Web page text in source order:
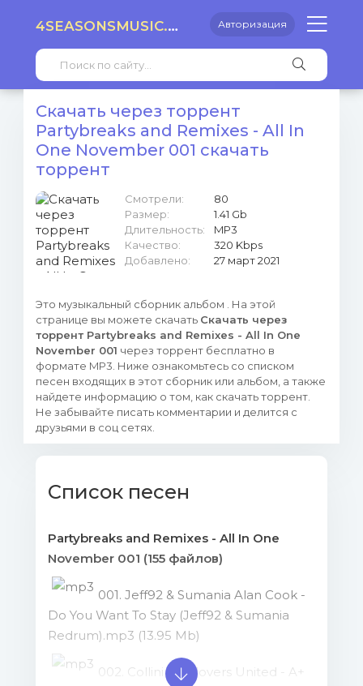
4SEASONSMUSIC.RU Авторизация
Скачать через торрент
Partybreaks and Remixes - All In
One November 001 скачать
торрент
Смотрели:
80
Размер:
1.41 Gb
Длительность:
MP3
Качество:
320 Kbps
Добавлено:
27 март 2021
Это музыкальный сборник альбом . На этой
странице вы можете скачать Скачать через
торрент Partybreaks and Remixes - All In One
November 001 через торрент бесплатно в
формате MP3. Ниже ознакомьтесь со списком
песен входящих в этот сборник или альбом, а также
найдете информацию о том, как скачать торрент.
Не забывайте писать комментарии и делится с
друзьями в соц сетях.
Список песен
Partybreaks and Remixes - All In One
November 001 (155 файлов)
001. Jeff92 & Sumania Alan Cook -
Do You Want To Stay (Jeff92 & Sumania
Redrum).mp3 (13.95 Mb)
002. Collini Basslovers United - A+